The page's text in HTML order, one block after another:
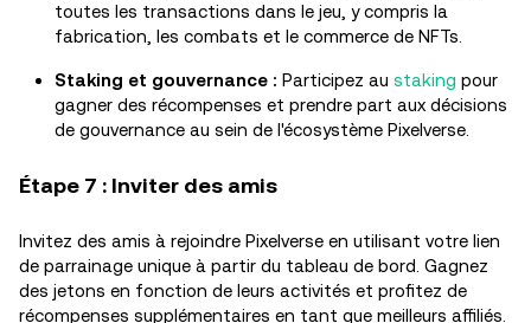
toutes les transactions dans le jeu, y compris la
fabrication, les combats et le commerce de NFTs.
Staking et gouvernance : Participez au staking pour
gagner des récompenses et prendre part aux décisions
de gouvernance au sein de l'écosystème Pixelverse.
Étape 7 : Inviter des amis
Invitez des amis à rejoindre Pixelverse en utilisant votre lien
de parrainage unique à partir du tableau de bord. Gagnez
des jetons en fonction de leurs activités et profitez de
récompenses supplémentaires en tant que meilleurs affiliés.